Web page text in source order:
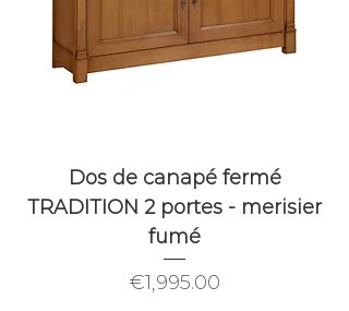
Dos de canapé fermé
TRADITION 2 portes - merisier
fumé
Price
€1,995.00